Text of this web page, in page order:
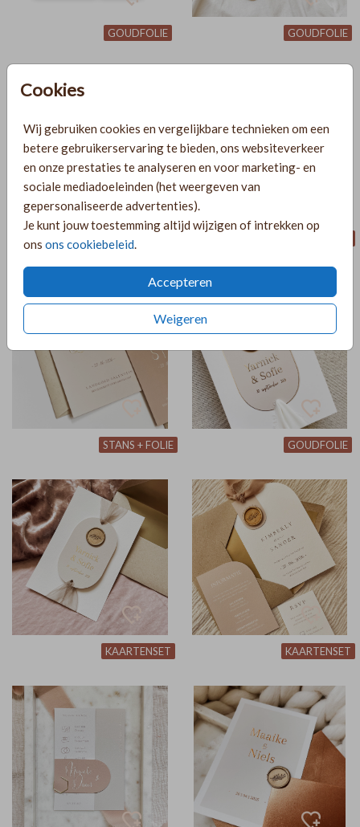
Cookies
Wij gebruiken cookies en vergelijkbare technieken om een
betere gebruikerservaring te bieden, ons websiteverkeer
en onze prestaties te analyseren en voor marketing- en
sociale mediadoeleinden (het weergeven van
gepersonaliseerde advertenties).
Je kunt jouw toestemming altijd wijzigen of intrekken op
ons ons cookiebeleid.
Accepteren
Weigeren
GOUDFOLIE GOUDFOLIE
POCKETFOLD SET
STANS + FOLIE GOUDFOLIE
KAARTENSET KAARTENSET